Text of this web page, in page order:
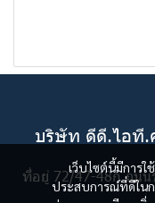
เว็บไซต์นี้มีการ
ประสบการณ์ที่ดีในก
บริษัท ดีดี.ไอที.
ที่อยู่ 72/47-48ก ถนน